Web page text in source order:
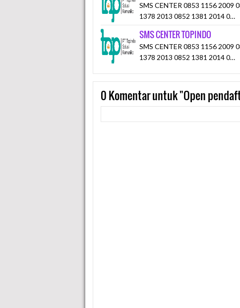
SMS CENTER 0853 1156 2009
1378 2013 0852 1381 2014 0…
SMS CENTER TOPINDO
SMS CENTER 0853 1156 2009
1378 2013 0852 1381 2014 0…
0Komentar untuk "Open